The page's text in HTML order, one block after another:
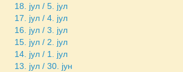
18. јул / 5. јул
17. јул / 4. јул
16. јул / 3. јул
15. јул / 2. јул
14. јул / 1. јул
13. јул / 30. јун